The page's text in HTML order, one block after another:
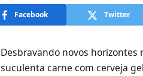
Facebook Twitter
Desbravando novos
suculenta carne com cerveja